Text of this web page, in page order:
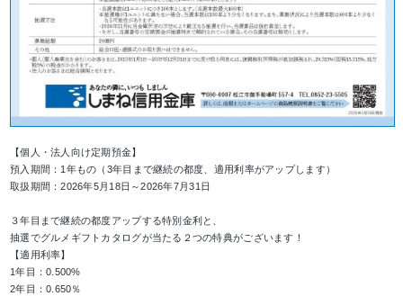
【個人・法人向け定期預金】
預入期間：1年もの（3年目まで継続の都度、適用利率がアップします）
取扱期間：2026年5月18日～2026年7月31日
３年目まで継続の都度アップする特別金利と、
抽選でグルメギフトカタログが当たる２つの特典がございます！
【適用利率】
1年目：0.500%
2年目：0.650％